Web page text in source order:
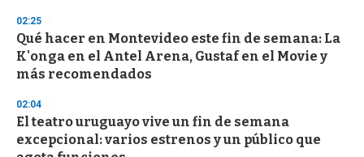
02:25
Qué hacer en Montevideo este fin de semana: La
K'onga en el Antel Arena, Gustaf en el Movie y
más recomendados
02:04
El teatro uruguayo vive un fin de semana
excepcional: varios estrenos y un público que